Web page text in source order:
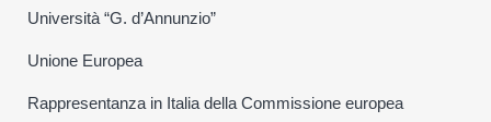
Università “G. d’Annunzio”
Unione Europea
Rappresentanza in Italia della Commissione europea